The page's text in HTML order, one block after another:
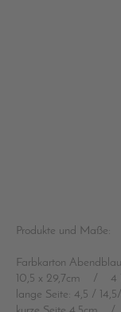
Produkte und Maße:
Farbkarton
10,5 x 29,7cm / 4 1/
lange Seite: 4,5 /